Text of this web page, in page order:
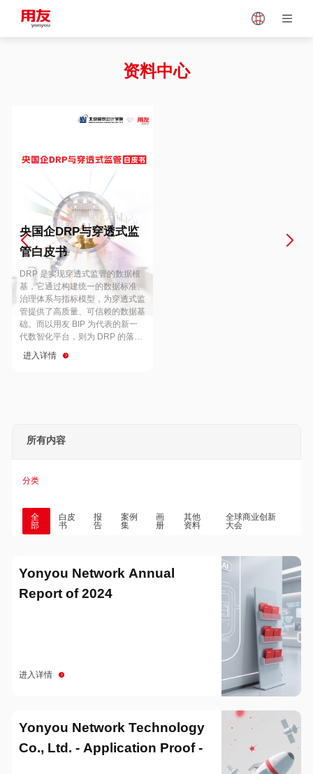
Vietnam
Indonesia
Europe
Hungary
Hong Kong
资料中心
央国企DRP与穿透式监
管白皮书
DRP 是实现穿透式监管的数据根
基，它通过构建统一的数据标准、
治理体系与指标模型，为穿透式监
管提供了高质量、可信赖的数据基
础。而以用友 BIP 为代表的新一
代数智化平台，则为 DRP 的落地
技术支撑
进入详情
所有内容
分类
全
部
白皮
书
报
告
案例
集
画
册
其他
资料
全球商业创新
大会
Yonyou Network Annual
Report of 2024
进入详情
Yonyou Network Technology
Co., Ltd. - Application Proof -